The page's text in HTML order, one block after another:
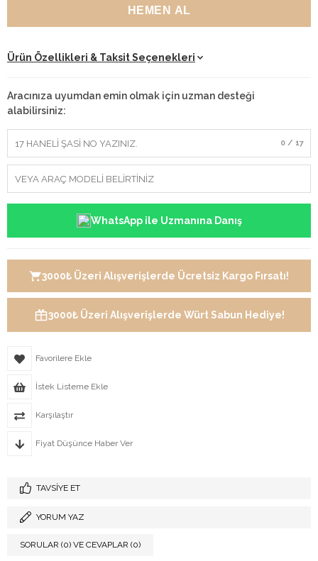
Ürün Özellikleri & Taksit Seçenekleri
Aracınıza uyumdan emin olmak için uzman desteği
alabilirsiniz:
0 / 17
WhatsApp ile Uzmanına Danış
3000₺ Üzeri Alışverişlerde Ücretsiz Kargo Fırsatı!
3000₺ Üzeri Alışverişlerde Würt Sabun Hediye!
Favorilere Ekle
İstek Listeme Ekle
Karşılaştır
Fiyat Düşünce Haber Ver
TAVSIYE ET
YORUM YAZ
SORULAR (0) VE CEVAPLAR (0)